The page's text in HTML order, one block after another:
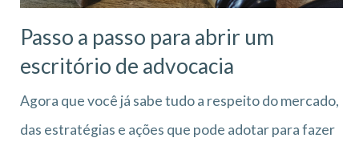
Passo a passo para abrir um
escritório de advocacia
Agora que você já sabe tudo a respeito do mercado,
das estratégias e ações que pode adotar para fazer